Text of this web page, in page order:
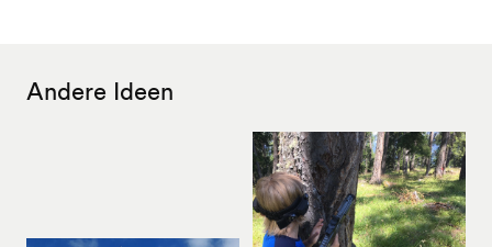
Andere Ideen